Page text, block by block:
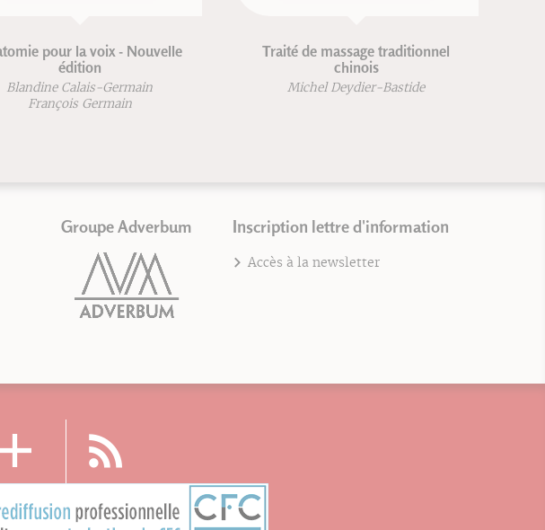
La structure cachée du réel
Jean-François Froger
Robert Lutz
Méthode d'arts énergétiques
Alain Jacopino
Groupe Adverbum Inscription lettre d'information
Accès à la newsletter